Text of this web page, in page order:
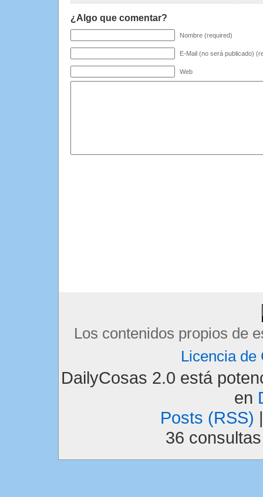
¿Algo que comentar?
Nombre (required)
E-Mail (no será publicado)
Web
Los contenidos propios de
Licencia de
DailyCosas 2.0 está
en
Posts (RSS)
36